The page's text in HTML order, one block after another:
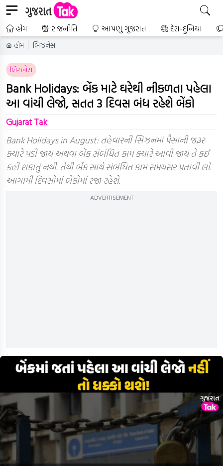
હોમ રાજનીતિ આપણું ગુજરાત દેશ-દુનિયા
હોમ બિઝનેસ
બિઝનેસ
Bank Holidays: બેંક માટે ઘરેથી નીકળતા પહેલા
આ વાંચી લેજો, સતત 3 દિવસ બંધ રહેશે બેંકો
Gujarat Tak
Bank Holidays in August: તહેવારની સિઝનમાં પૈસાની જરૂર
ક્યારે પડી જાય અથવા બેંક સંબંધિત કામ ક્યારે આવી જાય તે કઈ
કહી શકાતું નથી. તેથી બેંક સાથે સંબંધિત કામ સમયસર પતાવી લો.
આગામી દિવસોમાં બેંકોમાં રજા રહેશે.
ADVERTISEMENT